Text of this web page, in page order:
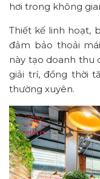
hơi trong không
Thiết kế linh hoạt,
đảm bảo thoải
này tạo doanh thu
giải trí, đồng thời
thường xuyên.